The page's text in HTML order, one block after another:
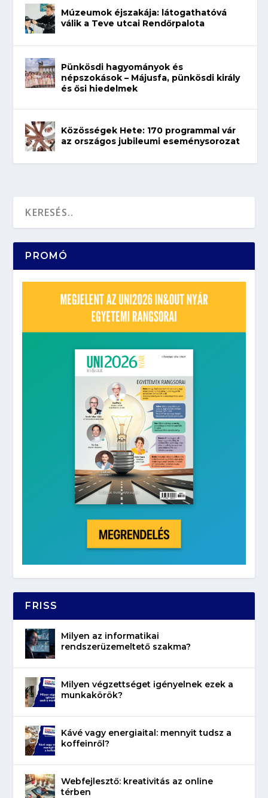
Múzeumok éjszakája: látogathatóvá
válik a Teve utcai Rendőrpalota
Pünkösdi hagyományok és
népszokások – Májusfa, pünkösdi király
és ősi hiedelmek
Közösségek Hete: 170 programmal vár
az országos jubileumi eseménysorozat
PROMÓ
FRISS
Milyen az informatikai
rendszerüzemeltető szakma?
Milyen végzettséget igényelnek ezek a
munkakörök?
Kávé vagy energiaital: mennyit tudsz a
koffeinről?
Webfejlesztő: kreativitás az online
térben